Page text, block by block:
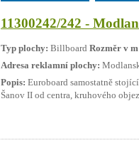
11300242/242 -
Typ plochy: Billboard Rozměr v
Adresa reklamní plochy:
Popis: Euroboard samostatně
Šanov II od centra, kruhového